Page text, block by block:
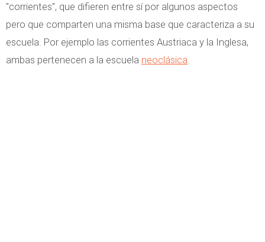
"corrientes", que difieren entre sí por algunos aspectos
pero que comparten una misma base que caracteriza a su
escuela. Por ejemplo las corrientes Austriaca y la Inglesa,
ambas pertenecen a la escuela neoclásica.